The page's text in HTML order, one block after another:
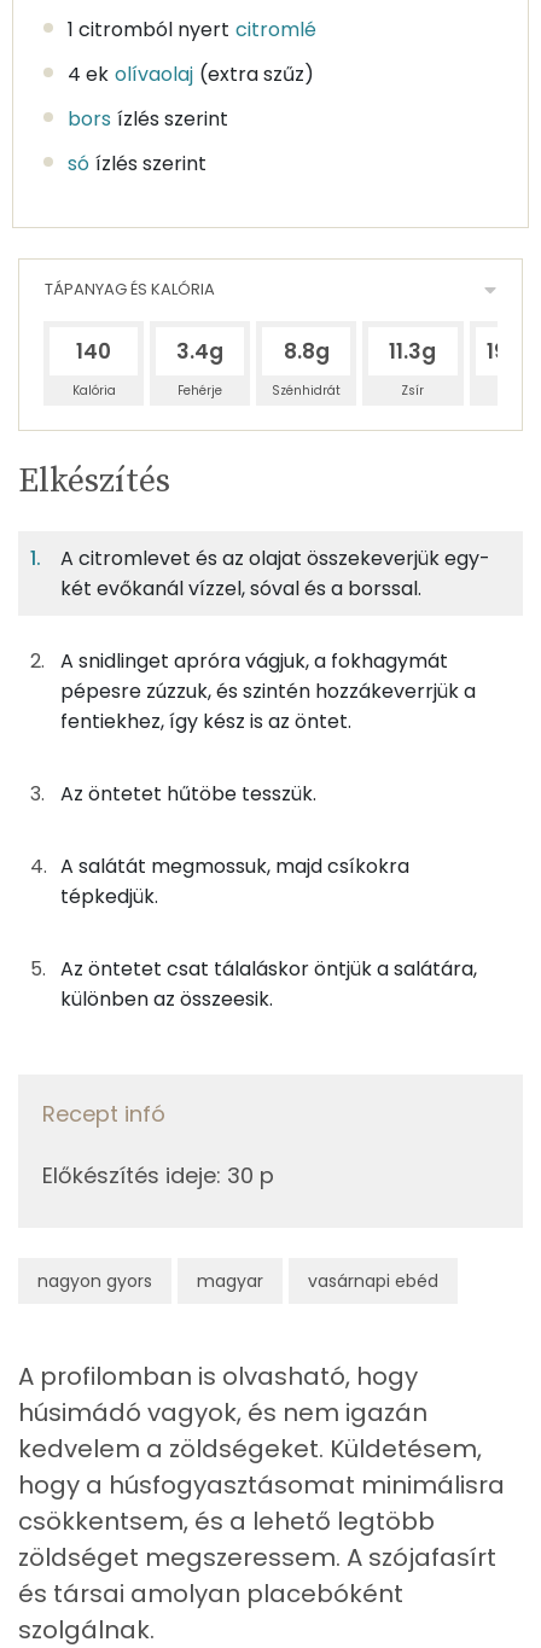
1 citromból nyert citromlé
4 ek olívaolaj (extra szűz)
bors ízlés szerint
só ízlés szerint
nagyon gyors magyar vasárnapi ebéd
TÁPANYAG ÉS KALÓRIA
140
Kalória
3.4g
Fehérje
8.8g
Szénhidrát
11.3g
Zsír
Egy
adagban
1%
Fehérje
4%
Szénhidrát
5%
Zsír
133g jégsaláta
18 kcal
60g snidling
11golívaolaj
0gsó
TÁPANYAGTARTALOM
Egy
adagban
3
adagban
100
grammban
1%
Fehérje
4%
Szénhidrát
5%
Zsír
89%
Víz
TOP ásványi anyagok
Magnézium
Vas
Fehérje
Zsír
Összesen
11.3 g
Telített zsírsav
Elkészítés
A citromlevet és az olajat összekeverjük egy-
két evőkanál vízzel, sóval és a borssal.
A snidlinget apróra vágjuk, a fokhagymát
pépesre zúzzuk, és szintén hozzákeverrjük a
fentiekhez, így kész is az öntet.
Az öntetet hűtöbe tesszük.
A salátát megmossuk, majd csíkokra
tépkedjük.
Az öntetet csat tálaláskor öntjük a salátára,
különben az összeesik.
Recept infó
Előkészítés ideje: 30 p
A profilomban is olvasható, hogy
húsimádó vagyok, és nem igazán
kedvelem a zöldségeket. Küldetésem,
hogy a húsfogyasztásomat minimálisra
csökkentsem, és a lehető legtöbb
zöldséget megszeressem. A szójafasírt
és társai amolyan placebóként
szolgálnak.